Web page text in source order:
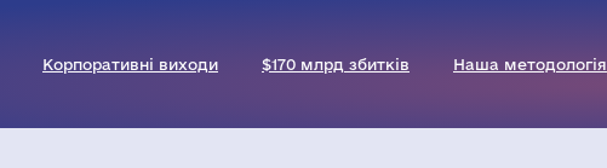
Корпоративні виходи $170 млрд збитків Наша методологія